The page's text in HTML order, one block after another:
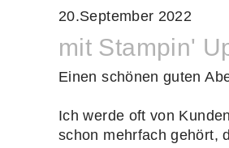
20.September 2022
mit Stampin'
Einen schönen guten
Ich werde oft von
schon mehrfach gehört,